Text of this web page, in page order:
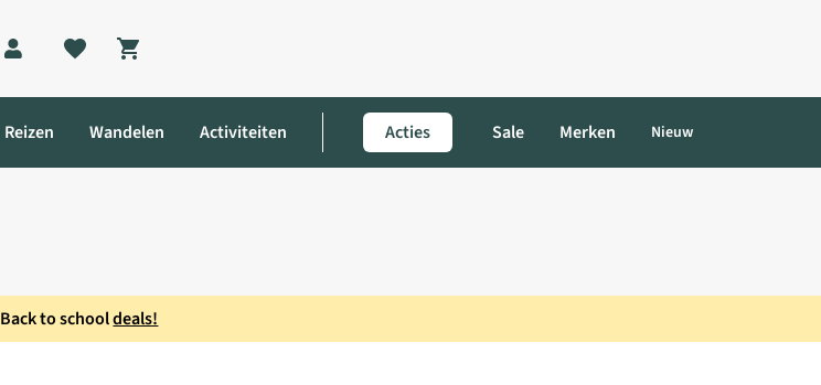
Shopping cart
Reizen Wandelen Activiteiten Acties Sale Merken Nieuw
Back to schooldeals!